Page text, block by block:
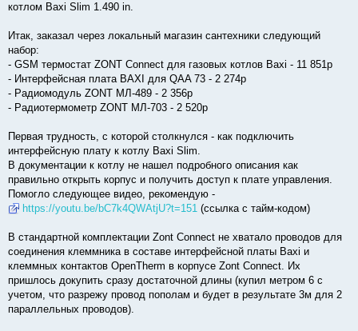
и
котлом Baxi Slim 1.490 in.
Итак, заказал через локальный магазин сантехники следующий
набор:
- GSM термостат ZONT Connect для газовых котлов Baxi - 11 851р
- Интерфейсная плата BAXI для QAA 73 - 2 274р
- Радиомодуль ZONT МЛ-489 - 2 356р
- Радиотермометр ZONT МЛ-703 - 2 520р
Первая трудность, с которой столкнулся - как подключить
интерфейсную плату к котлу Baxi Slim.
В документации к котлу не нашел подробного описания как
правильно открыть корпус и получить доступ к плате управления.
Помогло следующее видео, рекомендую -
https://youtu.be/bC7k4QWAtjU?t=151 (ссылка с тайм-кодом)
В стандартной комплектации Zont Connect не хватало проводов для
соединения клеммника в составе интерфейсной платы Baxi и
клеммных контактов OpenTherm в корпусе Zont Connect. Их
пришлось докупить сразу достаточной длины (купил метром 6 с
учетом, что разрежу провод пополам и будет в результате 3м для 2
параллельных проводов).